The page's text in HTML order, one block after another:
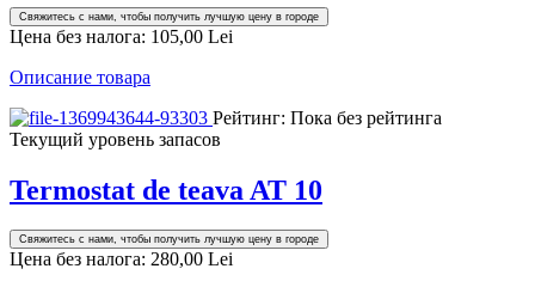
Свяжитесь с нами, чтобы получить лучшую цену в городе
Цена без налога: 105,00 Lei
Описание товара
Рейтинг: Пока без рейтинга
Текущий уровень запасов
Termostat de teava AT 10
Свяжитесь с нами, чтобы получить лучшую цену в городе
Цена без налога: 280,00 Lei